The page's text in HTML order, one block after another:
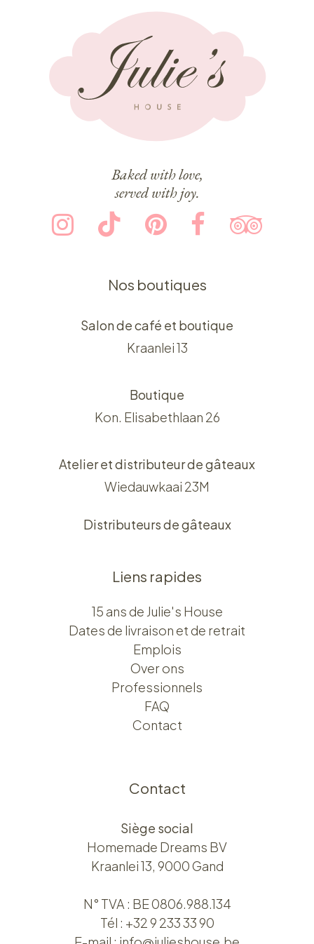
Baked with love,
served with joy.
Nos boutiques
Salon de café et boutique
Kraanlei 13
Boutique
Kon. Elisabethlaan 26
Atelier et distributeur de gâteaux
Wiedauwkaai 23M
Distributeurs de gâteaux
Liens rapides
15 ans de Julie's House
Dates de livraison et de retrait
Emplois
Over ons​​
Professionnels
FAQ
Contact
Contact
Siège social
Homemade Dreams BV
Kraanlei 13, 9000 Gand
N° TVA : BE 0806.988.134
Tél : +32 9 233 33 90